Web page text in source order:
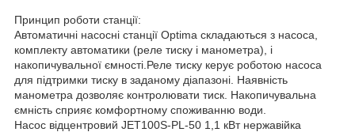
Принцип роботи станції:
Автоматичні насосні станції Optima складаються з насоса,
комплекту автоматики (реле тиску і манометра), і
накопичувальної ємності.Реле тиску керує роботою насоса
для підтримки тиску в заданому діапазоні. Наявність
манометра дозволяє контролювати тиск. Накопичувальна
ємність сприяє комфортному споживанню води.
Насос відцентровий JET100S-PL-50 1,1 кВт нержавійка